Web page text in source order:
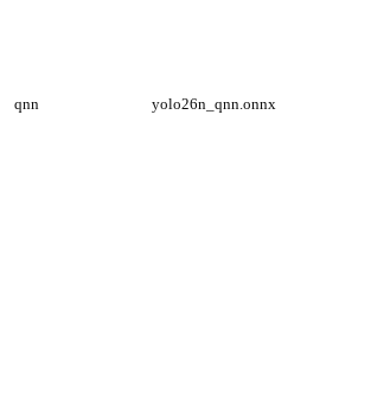
qnn yolo26n_qnn.onnx